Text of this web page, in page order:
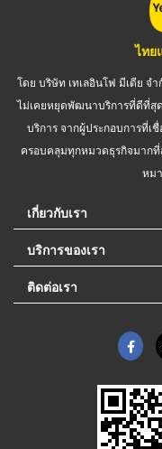
ไทย
โดย บริษัท เทเลอินโฟ มีเดีย จ
ไม่เคยหยุดพัฒนาบริการที่ดีที่สุ
บริการ จากผู้ประกอบการที่เ
ครอบคลุมทุกหมวดธุรกิจมากที่
หม
เกี่ยวกับเรา
บริการของเรา
ติดต่อเรา